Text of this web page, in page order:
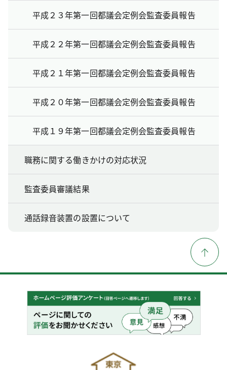
平成２３年第一回都議会定例会監査委員報告
平成２２年第一回都議会定例会監査委員報告
平成２１年第一回都議会定例会監査委員報告
平成２０年第一回都議会定例会監査委員報告
平成１９年第一回都議会定例会監査委員報告
職務に関する働きかけの対応状況
監査委員審議結果
通話録音装置の設置について